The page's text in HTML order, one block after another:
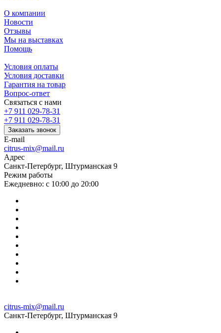
О компании
Новости
Отзывы
Мы на выставках
Помощь
Условия оплаты
Условия доставки
Гарантия на товар
Вопрос-ответ
Связаться с нами
+7 911 029-78-31
+7 911 029-78-31
Заказать звонок
E-mail
citrus-mix@mail.ru
Адрес
Санкт-Петербург, Штурманская 9
Режим работы
Ежедневно: с 10:00 до 20:00
citrus-mix@mail.ru
Санкт-Петербург, Штурманская 9